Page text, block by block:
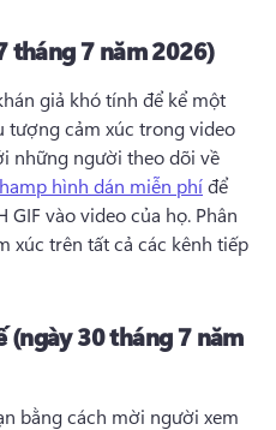
tháng 7 năm 2026)
giả khó tính để kể một
tượng cảm xúc trong video
những người theo dõi về
hình dán miễn phí để
GIF vào video của họ. Phân
xúc trên tất cả các kênh tiếp
(ngày 30 tháng 7 năm
bằng cách mời người xem